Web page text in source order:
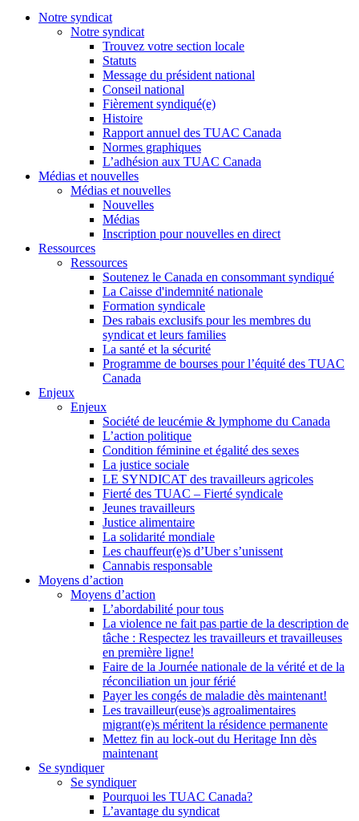
Notre syndicat
Notre syndicat
Trouvez votre section locale
Statuts
Message du président national
Conseil national
Fièrement syndiqué(e)
Histoire
Rapport annuel des TUAC Canada
Normes graphiques
L’adhésion aux TUAC Canada
Médias et nouvelles
Médias et nouvelles
Nouvelles
Médias
Inscription pour nouvelles en direct
Ressources
Ressources
Soutenez le Canada en consommant syndiqué
La Caisse d'indemnité nationale
Formation syndicale
Des rabais exclusifs pour les membres du
syndicat et leurs families
La santé et la sécurité
Programme de bourses pour l’équité des TUAC
Canada
Enjeux
Enjeux
Société de leucémie & lymphome du Canada
L’action politique
Condition féminine et égalité des sexes
La justice sociale
LE SYNDICAT des travailleurs agricoles
Fierté des TUAC – Fierté syndicale
Jeunes travailleurs
Justice alimentaire
La solidarité mondiale
Les chauffeur(e)s d’Uber s’unissent
Cannabis responsable
Moyens d’action
Moyens d’action
L’abordabilité pour tous
La violence ne fait pas partie de la description de
tâche : Respectez les travailleurs et travailleuses
en première ligne!
Faire de la Journée nationale de la vérité et de la
réconciliation un jour férié
Payer les congés de maladie dès maintenant!
Les travailleur(euse)s agroalimentaires
migrant(e)s méritent la résidence permanente
Mettez fin au lock-out du Heritage Inn dès
maintenant
Se syndiquer
Se syndiquer
Pourquoi les TUAC Canada?
L’avantage du syndicat